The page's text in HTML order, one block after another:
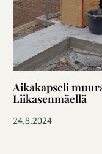
Aikakapseli
Liikasenmäellä
24.8.2024